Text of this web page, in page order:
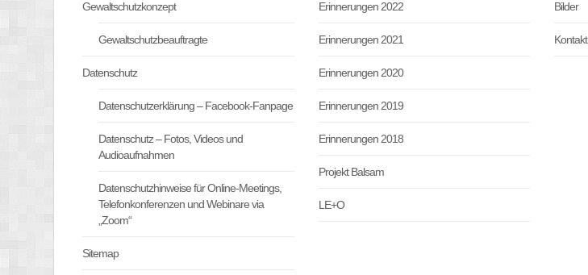
Gewaltschutzkonzept
Gewaltschutzbeauftragte
Datenschutz
Datenschutzerklärung – Facebook-Fanpage
Datenschutz – Fotos, Videos und
Audioaufnahmen
Datenschutzhinweise für Online-Meetings,
Telefonkonferenzen und Webinare via
„Zoom“
Sitemap
Erinnerungen 2022
Erinnerungen 2021
Erinnerungen 2020
Erinnerungen 2019
Erinnerungen 2018
Projekt Balsam
LE+O
Bilder
Kontakt